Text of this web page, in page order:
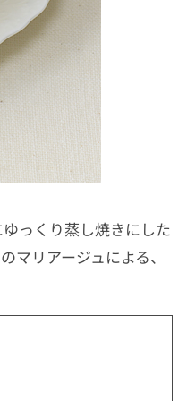
っくり蒸し焼きにした
リアージュによる、